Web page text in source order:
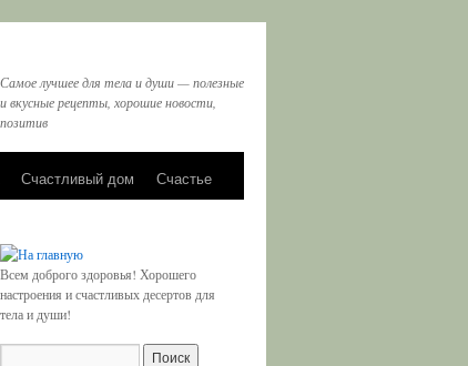
Самое лучшее для тела и души — полезные
и вкусные рецепты, хорошие новости,
позитив
Счастливый дом Счастье
Всем доброго здоровья! Хорошего
настроения и счастливых десертов для
тела и души!